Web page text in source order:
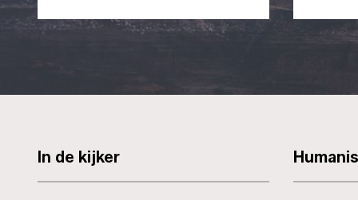
In de kijker